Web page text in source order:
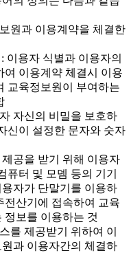
원과 이용계약을 체결한
용자 식별과 이용자의
여 이용계약 체결시 이용
교육정보원이 부여하는
자신의 비밀을 보호하
신이 설정한 문자와 숫자
공을 받기 위해 이용자
퓨터 및 모뎀 등의 기기
자가 단말기를 이용하
전산기에 접속하여 교육
정보를 이용하는 것
를 제공받기 위하여 이
과 이용자간의 체결하